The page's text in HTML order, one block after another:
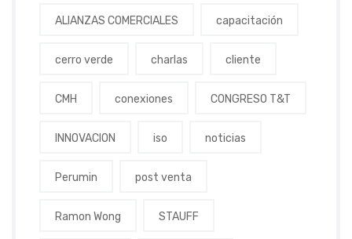
ALIANZAS COMERCIALES capacitación
cerro verde charlas cliente
CMH conexiones CONGRESO T&T
INNOVACION iso noticias
Perumin post venta
Ramon Wong STAUFF